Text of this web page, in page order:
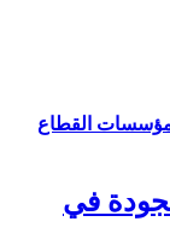
مؤسسات القطاع
في